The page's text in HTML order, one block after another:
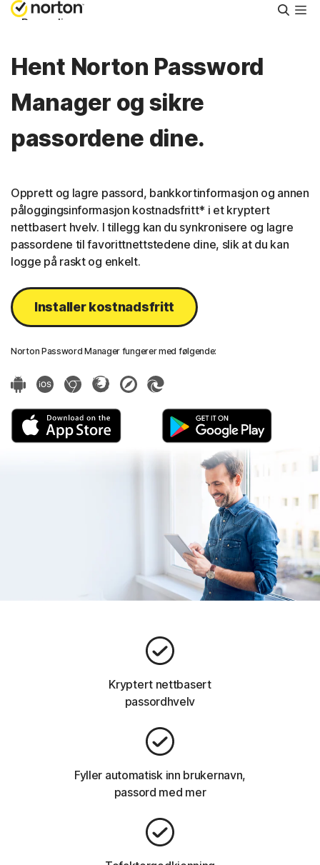
Søk
Personlig
Small Business
Brukerstøtte
Norge
Logg på
Hent Norton Password
Manager og sikre
passordene dine.
Opprett og lagre passord, bankkortinformasjon og annen
påloggingsinformasjon kostnadsfritt* i et kryptert
nettbasert hvelv. I tillegg kan du synkronisere og lagre
passordene til favorittnettstedene dine, slik at du kan
logge på raskt og enkelt.
Installer kostnadsfritt
Norton Password Manager fungerer med følgende:
Kryptert nettbasert
passordhvelv
Fyller automatisk inn brukernavn,
passord med mer